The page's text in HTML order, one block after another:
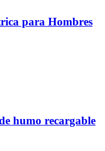
para Hombres
humo recargable